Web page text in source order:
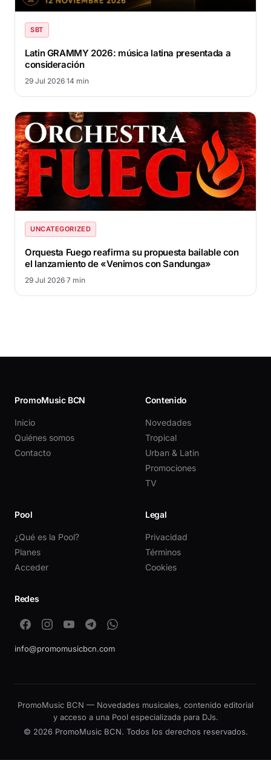
SBT
Latin GRAMMY 2026: música latina presentada a
consideración
29 Jul 2026·14 min
UNCATEGORIZED
Orquesta Fuego reafirma su propuesta bailable con
el lanzamiento de «Venimos con Sandunga»
29 Jul 2026·7 min
PromoMusic BCN
Inicio
Quiénes somos
Contacto
Contenido
Novedades
Tropical
Urban & Latin
Promociones
TV
Pool
¿Qué es la Pool?
Planes
Acceder
Legal
Privacidad
Términos
Cookies
Redes
info@promomusicbcn.com
PromoMusic BCN — Novedades musicales, contenido editorial
y acceso a una Pool especializada para DJs.
© 2026 PromoMusic BCN. Todos los derechos reservados.